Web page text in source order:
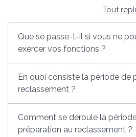
Tout
Que se passe-t-il si vous ne
exercer vos fonctions ?
En quoi consiste la période de
reclassement ?
Comment se déroule la
préparation au reclassement ?